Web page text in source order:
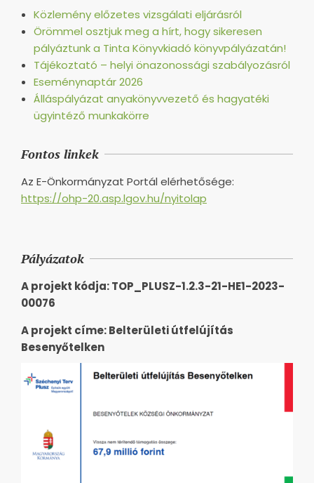
Közlemény előzetes vizsgálati eljárásról
Örömmel osztjuk meg a hírt, hogy sikeresen
pályáztunk a Tinta Könyvkiadó könyvpályázatán!
Tájékoztató – helyi önazonossági szabályozásról
Eseménynaptár 2026
Álláspályázat anyakönyvvezető és hagyatéki
ügyintéző munkakörre
Fontos linkek
Az E-Önkormányzat Portál elérhetősége:
https://ohp-20.asp.lgov.hu/nyitolap
Pályázatok
A projekt kódja: TOP_PLUSZ-1.2.3-21-HE1-2023-
00076
A projekt címe: Belterületi útfelújítás
Besenyőtelken